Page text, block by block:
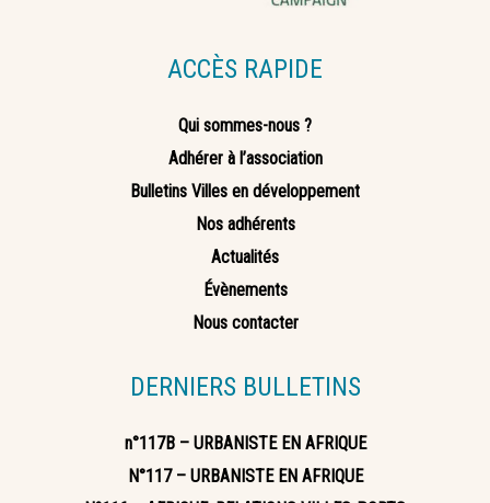
ACCÈS RAPIDE
Qui sommes-nous ?
Adhérer à l’association
Bulletins Villes en développement
Nos adhérents
Actualités
Évènements
Nous contacter
DERNIERS BULLETINS
n°117B – URBANISTE EN AFRIQUE
N°117 – URBANISTE EN AFRIQUE